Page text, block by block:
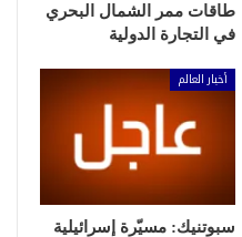
طاقات ممر الشمال البحري
في التجارة الدولية
أخبار العالم
سبوتنيك: مسيّرة إسرائيلية